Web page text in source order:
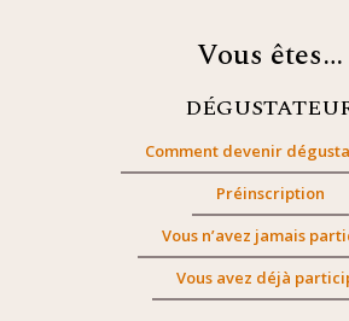
Vous êtes…
Comment devenir
Préinscription
Vous n’avez jamais
Vous avez déjà